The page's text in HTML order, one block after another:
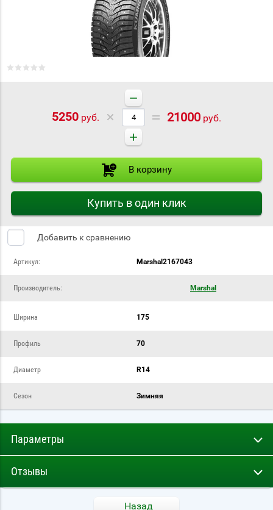
5250 руб.
−
+
21000 руб.
В корзину
Купить в один клик
Добавить к сравнению
Артикул: Marshal2167043
Производитель: Marshal
Ширина 175
Профиль 70
Диаметр R14
Сезон Зимняя
Параметры
Отзывы
Назад